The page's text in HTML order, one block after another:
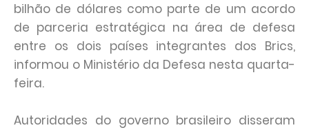
bilhão de dólares como parte de um acordo
de parceria estratégica na área de defesa
entre os dois países integrantes dos Brics,
informou o Ministério da Defesa nesta quarta-
feira.
Autoridades do governo brasileiro disseram